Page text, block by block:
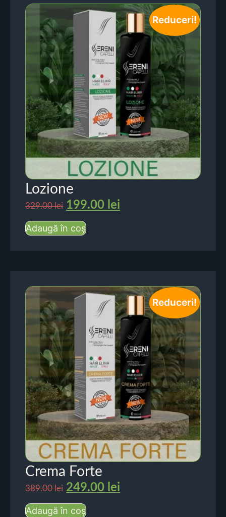
Reduceri!
Lozione
329.00lei 199.00 lei
Adaugă în coș
Reduceri!
Crema Forte
389.00lei 249.00 lei
Adaugă în coș